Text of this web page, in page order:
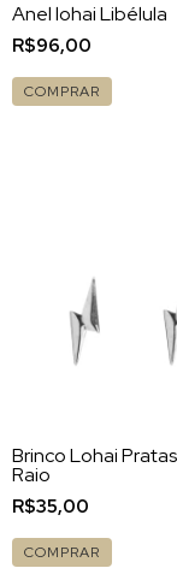
Anel lohai Libélula
R$96,00
COMPRAR
Brinco Lohai
Raio
R$35,00
COMPRAR